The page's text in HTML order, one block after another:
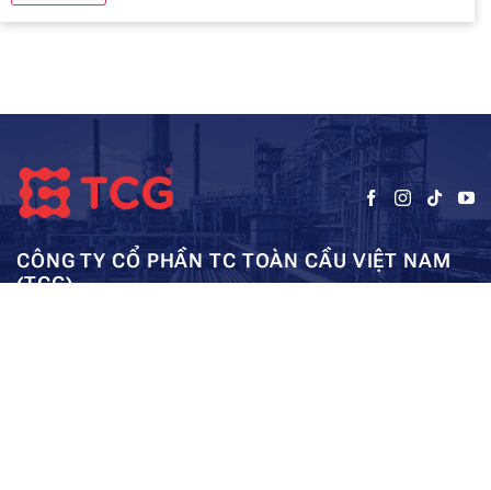
CÔNG TY CỔ PHẦN TC TOÀN CẦU VIỆT NAM
(TCG)